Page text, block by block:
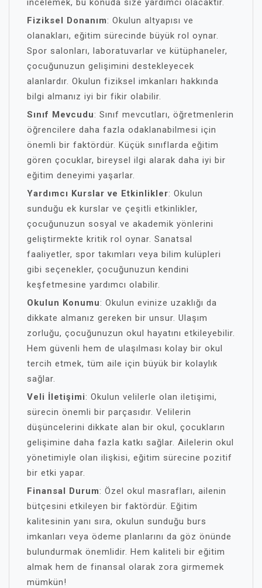
incelemek, bu konuda size yardımcı olacaktır.
Fiziksel Donanım: Okulun altyapısı ve
olanakları, eğitim sürecinde büyük rol oynar.
Spor salonları, laboratuvarlar ve kütüphaneler,
çocuğunuzun gelişimini destekleyecek
alanlardır. Okulun fiziksel imkanları hakkında
bilgi almanız iyi bir fikir olabilir.
Sınıf Mevcudu: Sınıf mevcutları, öğretmenlerin
öğrencilere daha fazla odaklanabilmesi için
önemli bir faktördür. Küçük sınıflarda eğitim
gören çocuklar, bireysel ilgi alarak daha iyi bir
eğitim deneyimi yaşarlar.
Yardımcı Kurslar ve Etkinlikler: Okulun
sunduğu ek kurslar ve çeşitli etkinlikler,
çocuğunuzun sosyal ve akademik yönlerini
geliştirmekte kritik rol oynar. Sanatsal
faaliyetler, spor takımları veya bilim kulüpleri
gibi seçenekler, çocuğunuzun kendini
keşfetmesine yardımcı olabilir.
Okulun Konumu: Okulun evinize uzaklığı da
dikkate almanız gereken bir unsur. Ulaşım
zorluğu, çocuğunuzun okul hayatını etkileyebilir.
Hem güvenli hem de ulaşılması kolay bir okul
tercih etmek, tüm aile için büyük bir kolaylık
sağlar.
Veli İletişimi: Okulun velilerle olan iletişimi,
sürecin önemli bir parçasıdır. Velilerin
düşüncelerini dikkate alan bir okul, çocukların
gelişimine daha fazla katkı sağlar. Ailelerin okul
yönetimiyle olan ilişkisi, eğitim sürecine pozitif
bir etki yapar.
Finansal Durum: Özel okul masrafları, ailenin
bütçesini etkileyen bir faktördür. Eğitim
kalitesinin yanı sıra, okulun sunduğu burs
imkanları veya ödeme planlarını da göz önünde
bulundurmak önemlidir. Hem kaliteli bir eğitim
almak hem de finansal olarak zora girmemek
mümkün!